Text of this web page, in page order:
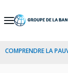
Skip
Navigation
COMPRENDRE LA